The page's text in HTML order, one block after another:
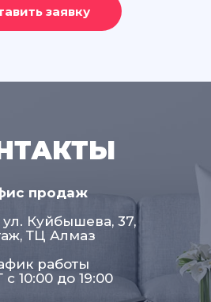
продаж
Куйбышева, 37,
ТЦ Алмаз
работы
10:00 до 19:00